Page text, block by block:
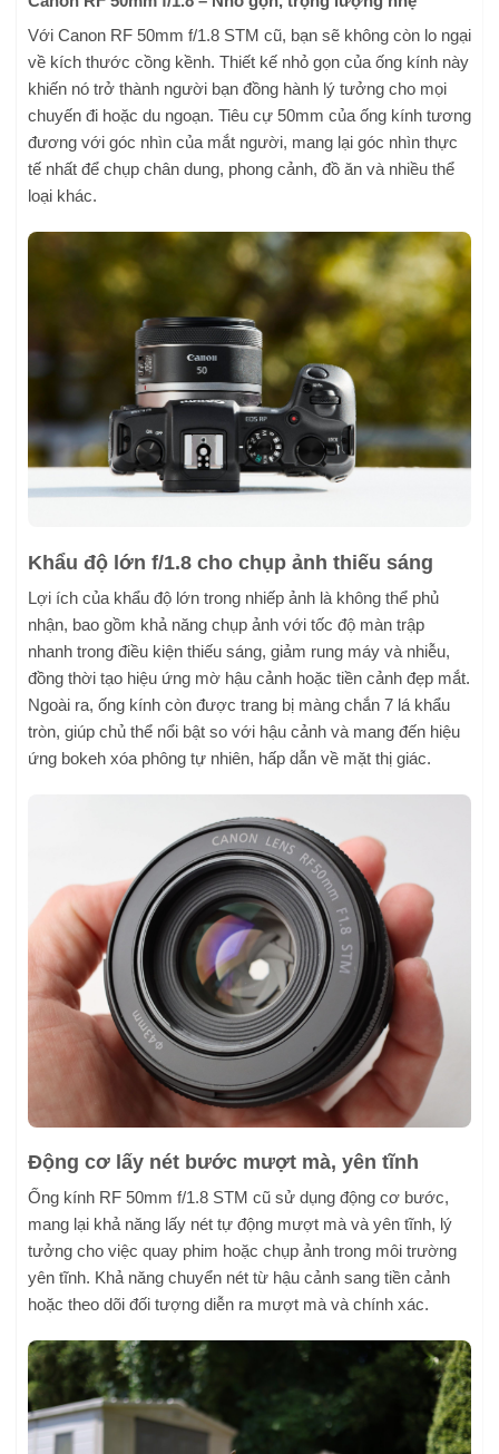
Với Canon RF 50mm f/1.8 STM cũ, bạn sẽ không còn lo ngại
về kích thước cồng kềnh. Thiết kế nhỏ gọn của ống kính này
khiến nó trở thành người bạn đồng hành lý tưởng cho mọi
chuyến đi hoặc du ngoạn. Tiêu cự 50mm của ống kính tương
đương với góc nhìn của mắt người, mang lại góc nhìn thực
tế nhất để chụp chân dung, phong cảnh, đồ ăn và nhiều thể
loại khác.
Khẩu độ lớn f/1.8 cho chụp ảnh thiếu sáng
Lợi ích của khẩu độ lớn trong nhiếp ảnh là không thể phủ
nhận, bao gồm khả năng chụp ảnh với tốc độ màn trập
nhanh trong điều kiện thiếu sáng, giảm rung máy và nhiễu,
đồng thời tạo hiệu ứng mờ hậu cảnh hoặc tiền cảnh đẹp mắt.
Ngoài ra, ống kính còn được trang bị màng chắn 7 lá khẩu
tròn, giúp chủ thể nổi bật so với hậu cảnh và mang đến hiệu
ứng bokeh xóa phông tự nhiên, hấp dẫn về mặt thị giác.
Động cơ lấy nét bước mượt mà, yên tĩnh
Ống kính RF 50mm f/1.8 STM cũ sử dụng động cơ bước,
mang lại khả năng lấy nét tự động mượt mà và yên tĩnh, lý
tưởng cho việc quay phim hoặc chụp ảnh trong môi trường
yên tĩnh. Khả năng chuyển nét từ hậu cảnh sang tiền cảnh
hoặc theo dõi đối tượng diễn ra mượt mà và chính xác.